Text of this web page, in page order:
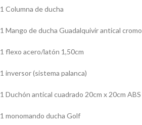
1 Columna de ducha
1 Mango de ducha Guadalquivir antical cromo
1 flexo acero/latón 1,50cm
1 inversor (sistema palanca)
1 Duchón antical cuadrado 20cm x 20cm ABS
1 monomando ducha Golf